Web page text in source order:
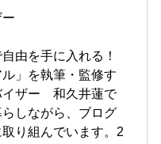
由を手に入れる！
」を執筆・監修す
イザー 和久井蓮で
しながら、ブログ
り組んでいます。2